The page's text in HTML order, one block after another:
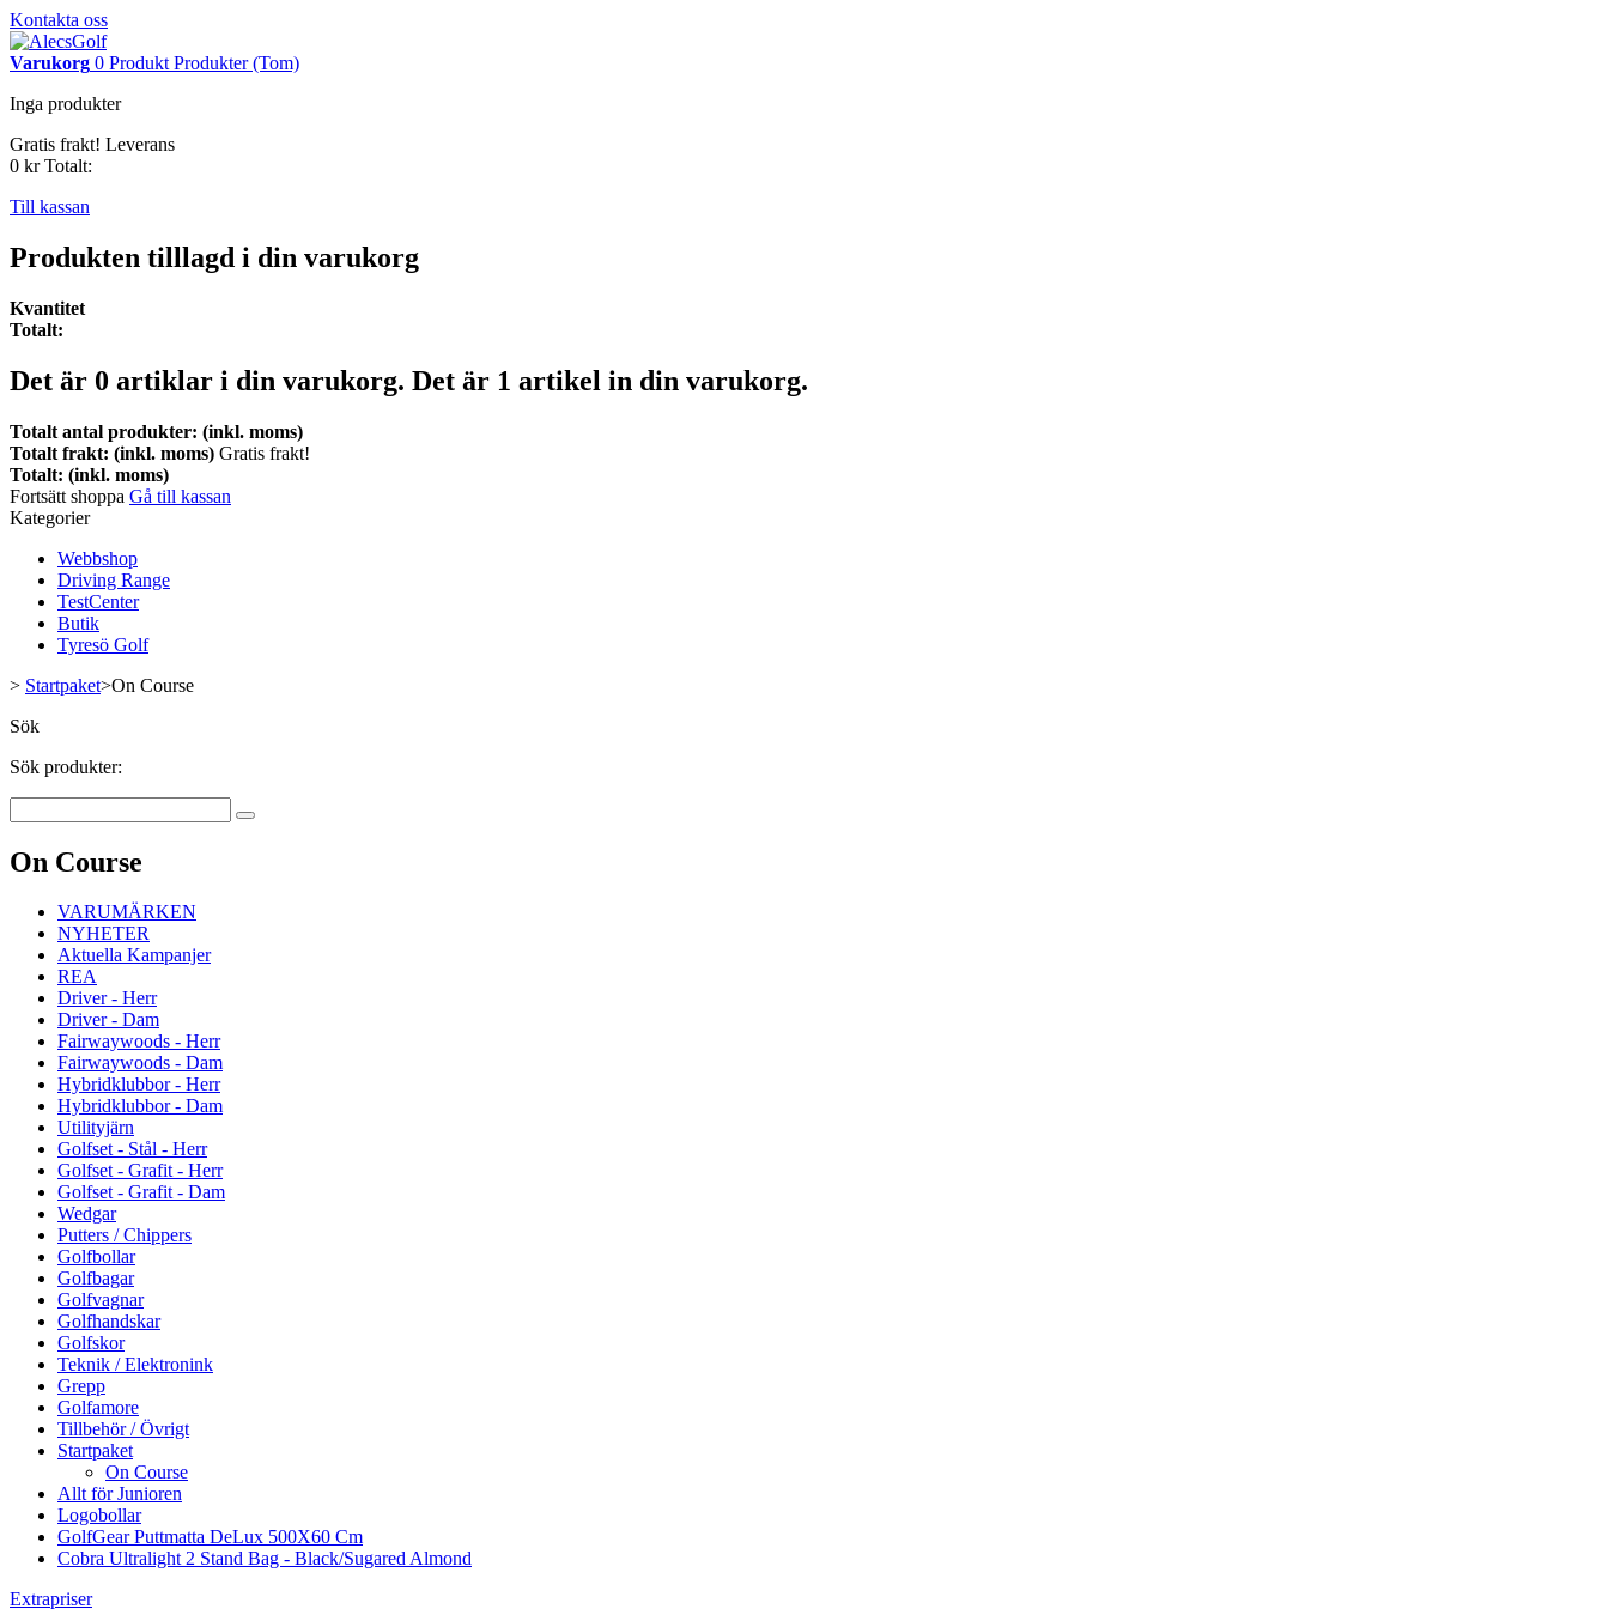
Kontakta oss
Varukorg 0 Produkt Produkter (Tom)
Inga produkter
Gratis frakt! Leverans
0 kr Totalt:
Till kassan
Produkten tilllagd i din varukorg
Kvantitet
Totalt:
Det är 0 artiklar i din varukorg. Det är 1 artikel in din varukorg.
Totalt antal produkter: (inkl. moms)
Totalt frakt: (inkl. moms) Gratis frakt!
Totalt: (inkl. moms)
Fortsätt shoppa Gå till kassan
Kategorier
Webbshop
Driving Range
TestCenter
Butik
Tyresö Golf
> Startpaket>On Course
Sök
Sök produkter:
On Course
VARUMÄRKEN
NYHETER
Aktuella Kampanjer
REA
Driver - Herr
Driver - Dam
Fairwaywoods - Herr
Fairwaywoods - Dam
Hybridklubbor - Herr
Hybridklubbor - Dam
Utilityjärn
Golfset - Stål - Herr
Golfset - Grafit - Herr
Golfset - Grafit - Dam
Wedgar
Putters / Chippers
Golfbollar
Golfbagar
Golfvagnar
Golfhandskar
Golfskor
Teknik / Elektronink
Grepp
Golfamore
Tillbehör / Övrigt
Startpaket
On Course
Allt för Junioren
Logobollar
GolfGear Puttmatta DeLux 500X60 Cm
Cobra Ultralight 2 Stand Bag - Black/Sugared Almond
Extrapriser